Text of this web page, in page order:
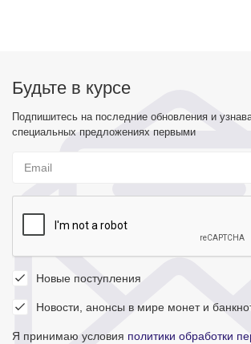
Будьте в курсе
Подпишитесь на последние обновления и
специальных предложениях первыми
Новые поступления
Новости, анонсы в мире монет и
Я принимаю условия политики обработки